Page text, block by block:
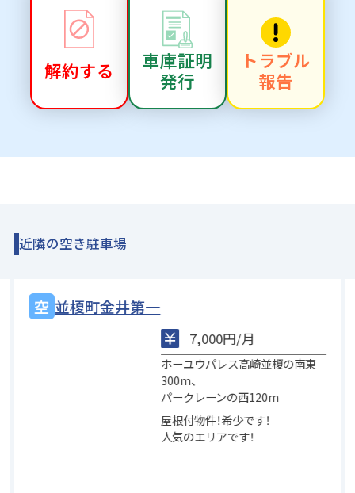
解約する
車庫証明
発行
トラブル
報告
近隣の空き駐車場
並榎町金井第一
7,000円/月
ホーユウパレス高崎並榎の南東
300m、
パークレーンの西120m
屋根付物件！希少です！
人気のエリアです！